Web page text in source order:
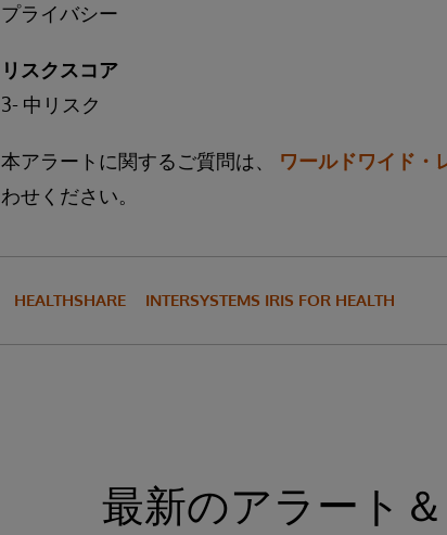
プライバシー
リスクスコア
3- 中リスク
本アラートに関するご質問は、 ワールドワイド・
わせください。
HEALTHSHARE INTERSYSTEMS IRIS FOR HEALTH
最新のアラート